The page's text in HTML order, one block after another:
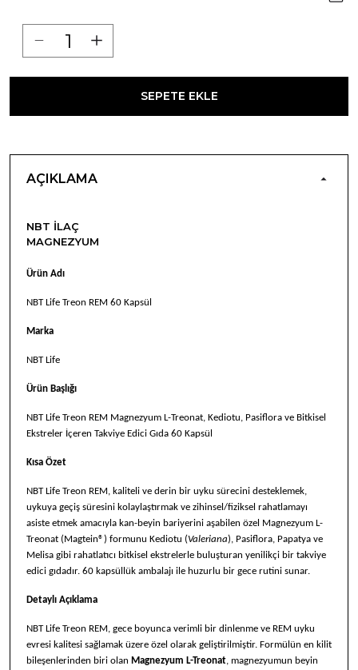
SEPETE EKLE
AÇIKLAMA
NBT İLAÇ
MAGNEZYUM
Ürün Adı
NBT Life Treon REM 60 Kapsül
Marka
NBT Life
Ürün Başlığı
NBT Life Treon REM Magnezyum L-Treonat, Kediotu, Pasiflora ve Bitkisel
Ekstreler İçeren Takviye Edici Gıda 60 Kapsül
Kısa Özet
NBT Life Treon REM, kaliteli ve derin bir uyku sürecini desteklemek,
uykuya geçiş süresini kolaylaştırmak ve zihinsel/fiziksel rahatlamayı
asiste etmek amacıyla kan-beyin bariyerini aşabilen özel Magnezyum L-
Treonat (Magtein®) formunu Kediotu (Valeriana), Pasiflora, Papatya ve
Melisa gibi rahatlatıcı bitkisel ekstrelerle buluşturan yenilikçi bir takviye
edici gıdadır. 60 kapsüllük ambalajı ile huzurlu bir gece rutini sunar.
Detaylı Açıklama
NBT Life Treon REM, gece boyunca verimli bir dinlenme ve REM uyku
evresi kalitesi sağlamak üzere özel olarak geliştirilmiştir. Formülün en kilit
bileşenlerinden biri olan Magnezyum L-Treonat, magnezyumun beyin